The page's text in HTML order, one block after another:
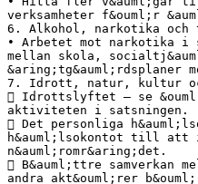
verksamheter f&ouml;r
6. Alkohol, narkotika och
• Arbetet mot narkotika i
mellan skola,
&aring;tg&auml;rdsplaner
7. Idrott, natur, kultur
 Idrottslyftet – se
aktiviteten i satsningen.
 Det personliga
h&auml;lsokontot till att
n&auml;romr&aring;det.
 B&auml;ttre samverkan
andra akt&ouml;rer